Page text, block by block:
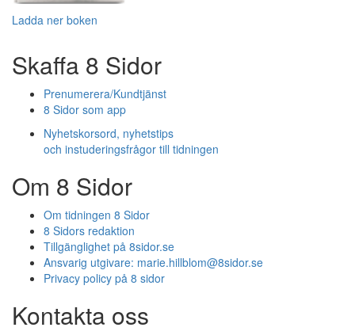
Ladda ner boken
Skaffa 8 Sidor
Prenumerera/Kundtjänst
8 Sidor som app
Nyhetskorsord, nyhetstips
och instuderingsfrågor till tidningen
Om 8 Sidor
Om tidningen 8 Sidor
8 Sidors redaktion
Tillgänglighet på 8sidor.se
Ansvarig utgivare: marie.hillblom@8sidor.se
Privacy policy på 8 sidor
Kontakta oss